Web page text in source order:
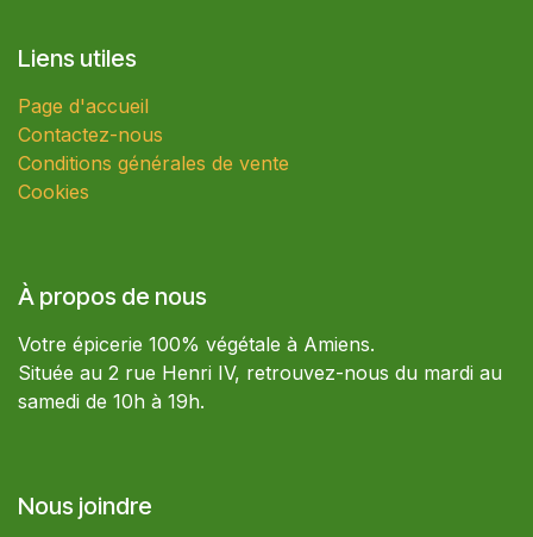
Liens utiles
Page d'accueil
Contactez-nous
Conditions générales de vente
Cookies
À propos de nous
Votre épicerie 100% végétale à Amiens.
Située au 2 rue Henri IV, retrouvez-nous du mardi au
samedi de 10h à 19h.
Nous joindre